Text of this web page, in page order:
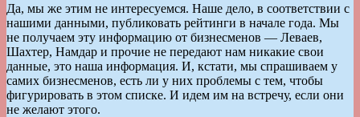
Да, мы же этим не интересуемся. Наше дело, в соответствии с
нашими данными, публиковать рейтинги в начале года. Мы
не получаем эту информацию от бизнесменов — Леваев,
Шахтер, Намдар и прочие не передают нам никакие свои
данные, это наша информация. И, кстати, мы спрашиваем у
самих бизнесменов, есть ли у них проблемы с тем, чтобы
фигурировать в этом списке. И идем им на встречу, если они
не желают этого.